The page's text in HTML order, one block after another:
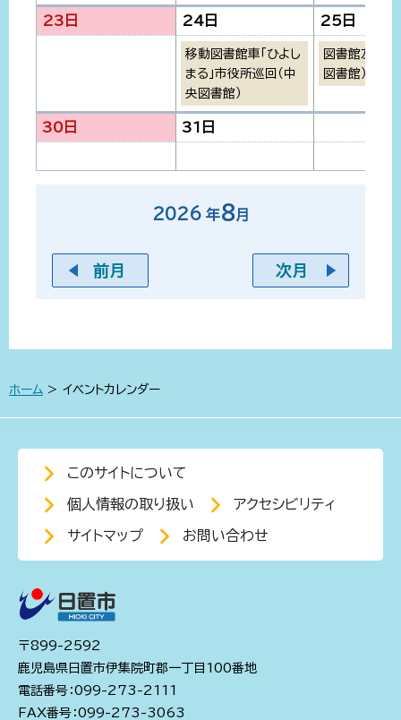
23日 24日 25日
移動図書館車「ひよし
まる」市役所巡回（中
央図書館）
図書館友の
図書館）
30日 31日
前月
2026 年8月
次月
ホーム > イベントカレンダー
このサイトについて
個人情報の取り扱い アクセシビリティ
サイトマップ お問い合わせ
〒899-2592
鹿児島県日置市伊集院町郡一丁目100番地
電話番号：099-273-2111
FAX番号：099-273-3063